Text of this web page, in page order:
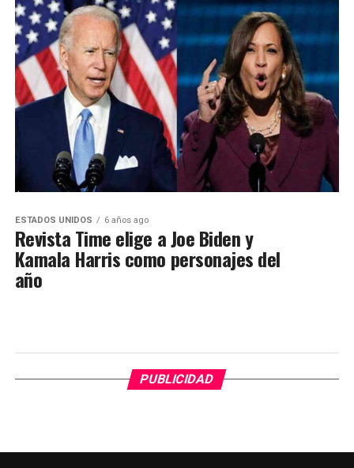
ESTADOS UNIDOS 6 años ago
Revista Time elige a Joe Biden y
Kamala Harris como personajes del
año
PUBLICIDAD